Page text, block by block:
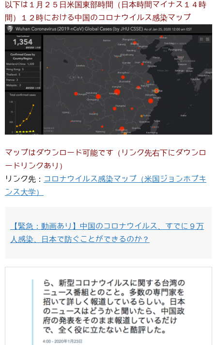
以下は１月２５日米国東部時間（日本時間マイナス１４時
間）１２時における中国のコロナウイルス感染マップ
マップはダウンロード可能です（リンク先右下にダウンロ
ードリンクあり）
リンク先： コロナウイルス感染マップ（米国ジョンホプキ
ンス大学）
【緊急：動画あり】中国のコロナウイルス、すでに９万
人感染、日本で防ぐことができるのか？